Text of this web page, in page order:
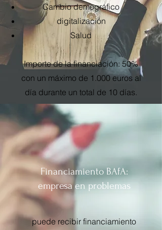
Cambio demográfico
digitalización
Salud
Importe de la financiación: 50%
con un máximo de 1.000 euros al
día durante un total de 10 días.
Financiamiento BAfA:
empresa en problemas
puede recibir financiamiento